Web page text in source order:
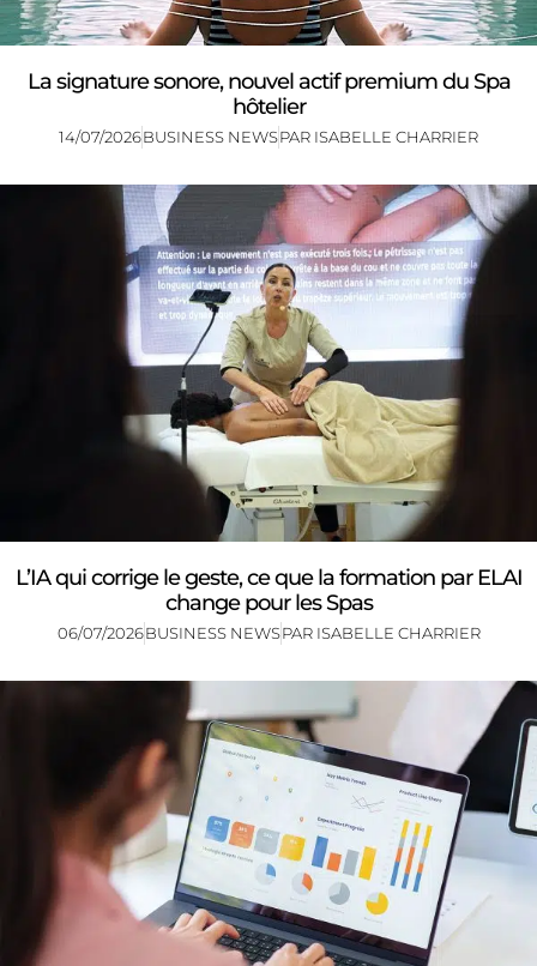
La signature sonore, nouvel actif premium du Spa
hôtelier
14/07/2026BUSINESS NEWSPAR ISABELLE CHARRIER
L’IA qui corrige le geste, ce que la formation par ELAI
change pour les Spas
06/07/2026BUSINESS NEWSPAR ISABELLE CHARRIER